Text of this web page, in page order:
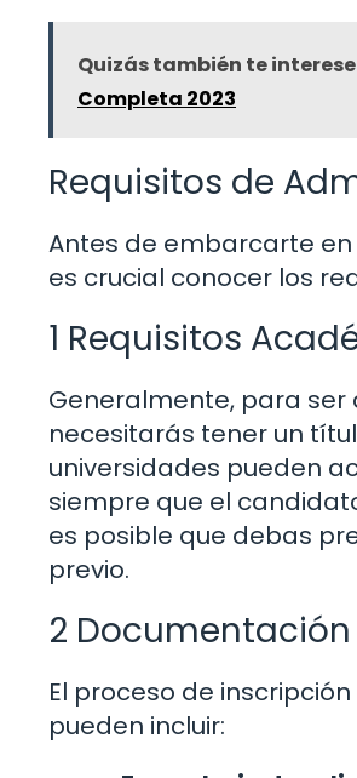
Quizás también te
Completa 2023
Requisitos de
Antes de embarcarte
es crucial conocer los
1 Requisitos
Generalmente, para
necesitarás tener un
universidades pueden
siempre que el
es posible que debas
previo.
2
El proceso de
pueden incluir: